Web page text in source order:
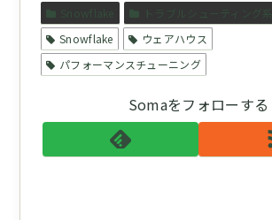
Snowflake
トラブルシューティング系
Snowflake
ウェアハウス
パフォーマンスチューニング
Somaをフォローする